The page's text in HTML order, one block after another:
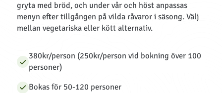
gryta med bröd, och under vår och höst anpassas
menyn efter tillgången på vilda råvaror i säsong. Välj
mellan vegetariska eller kött alternativ.
380kr/person (250kr/person vid bokning över 100
personer)
Bokas för 50-120 personer